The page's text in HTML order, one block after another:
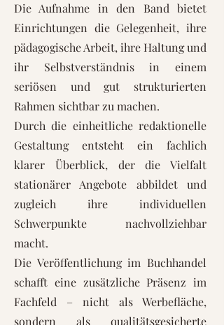
Die Aufnahme in den Band bietet
Einrichtungen die Gelegenheit, ihre
pädagogische Arbeit, ihre Haltung und
ihr Selbstverständnis in einem
seriösen und gut strukturierten
Rahmen sichtbar zu machen.
Durch die einheitliche redaktionelle
Gestaltung entsteht ein fachlich
klarer Überblick, der die Vielfalt
stationärer Angebote abbildet und
zugleich ihre individuellen
Schwerpunkte nachvollziehbar
macht.
Die Veröffentlichung im Buchhandel
schafft eine zusätzliche Präsenz im
Fachfeld – nicht als Werbefläche,
sondern als qualitätsgesicherte